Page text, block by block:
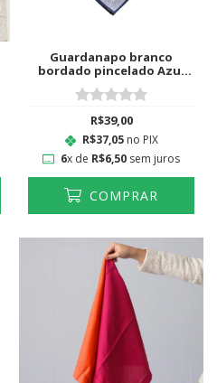
Guardanapo branco
bordado pincelado Azul
Marinho
R$39,00
R$37,05no PIX
6x de R$6,50 sem juros
COMPRAR